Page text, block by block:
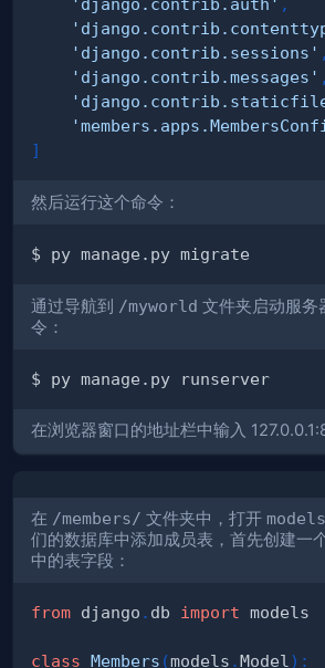
'django.contrib.auth' ,
'django.contrib.sessions' ,
'django.contrib.messages' ,
]
然后运行这个命令：
通过导航到 /myworld 文件夹启动服务
令：
在浏览器窗口的地址栏中输入
在 /members/ 文件夹中，打开
们的数据库中添加成员表，首先创建一
中的表字段：
from django . db import
class Members (models . Model) :